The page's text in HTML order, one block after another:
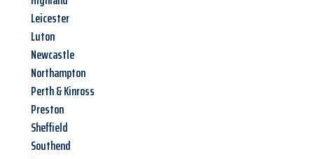
Leicester
Luton
Newcastle
Northampton
Perth & Kinross
Preston
Sheffield
Southend